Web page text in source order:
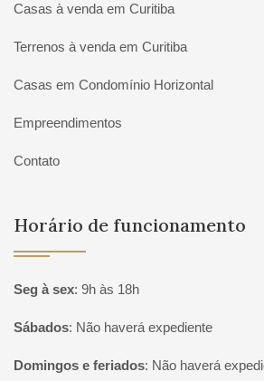
Casas à venda em Curitiba
Terrenos à venda em Curitiba
Casas em Condomínio Horizontal
Empreendimentos
Contato
Horário de funcionamento
Seg à sex: 9h às 18h
Sábados: Não haverá expediente
Domingos e feriados: Não haverá